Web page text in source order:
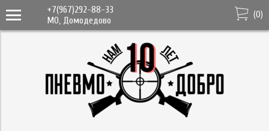
+7(967)292-88-33
МО, Домодедово
(0)